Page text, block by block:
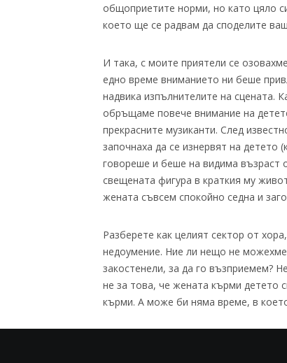
общоприетите норми, но като цяло
което ще се радвам да споделите
И така, с моите приятели се
едно време вниманието ни беше
надвика изпълнителите на сцената.
обръщаме повече внимание на
прекрасните музиканти. След
започнаха да се изнервят на
говореше и беше на видима възраст
свещената фигура в краткия му
жената съвсем спокойно седна и
Разберете как целият сектор от
недоумение. Ние ли нещо не
закостенели, за да го възприемем?
не за това, че жената кърми детето
кърми. А може би няма време, в